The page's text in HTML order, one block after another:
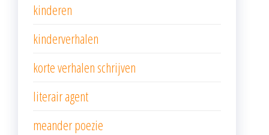
kinderen
kinderverhalen
korte verhalen schrijven
literair agent
meander poezie